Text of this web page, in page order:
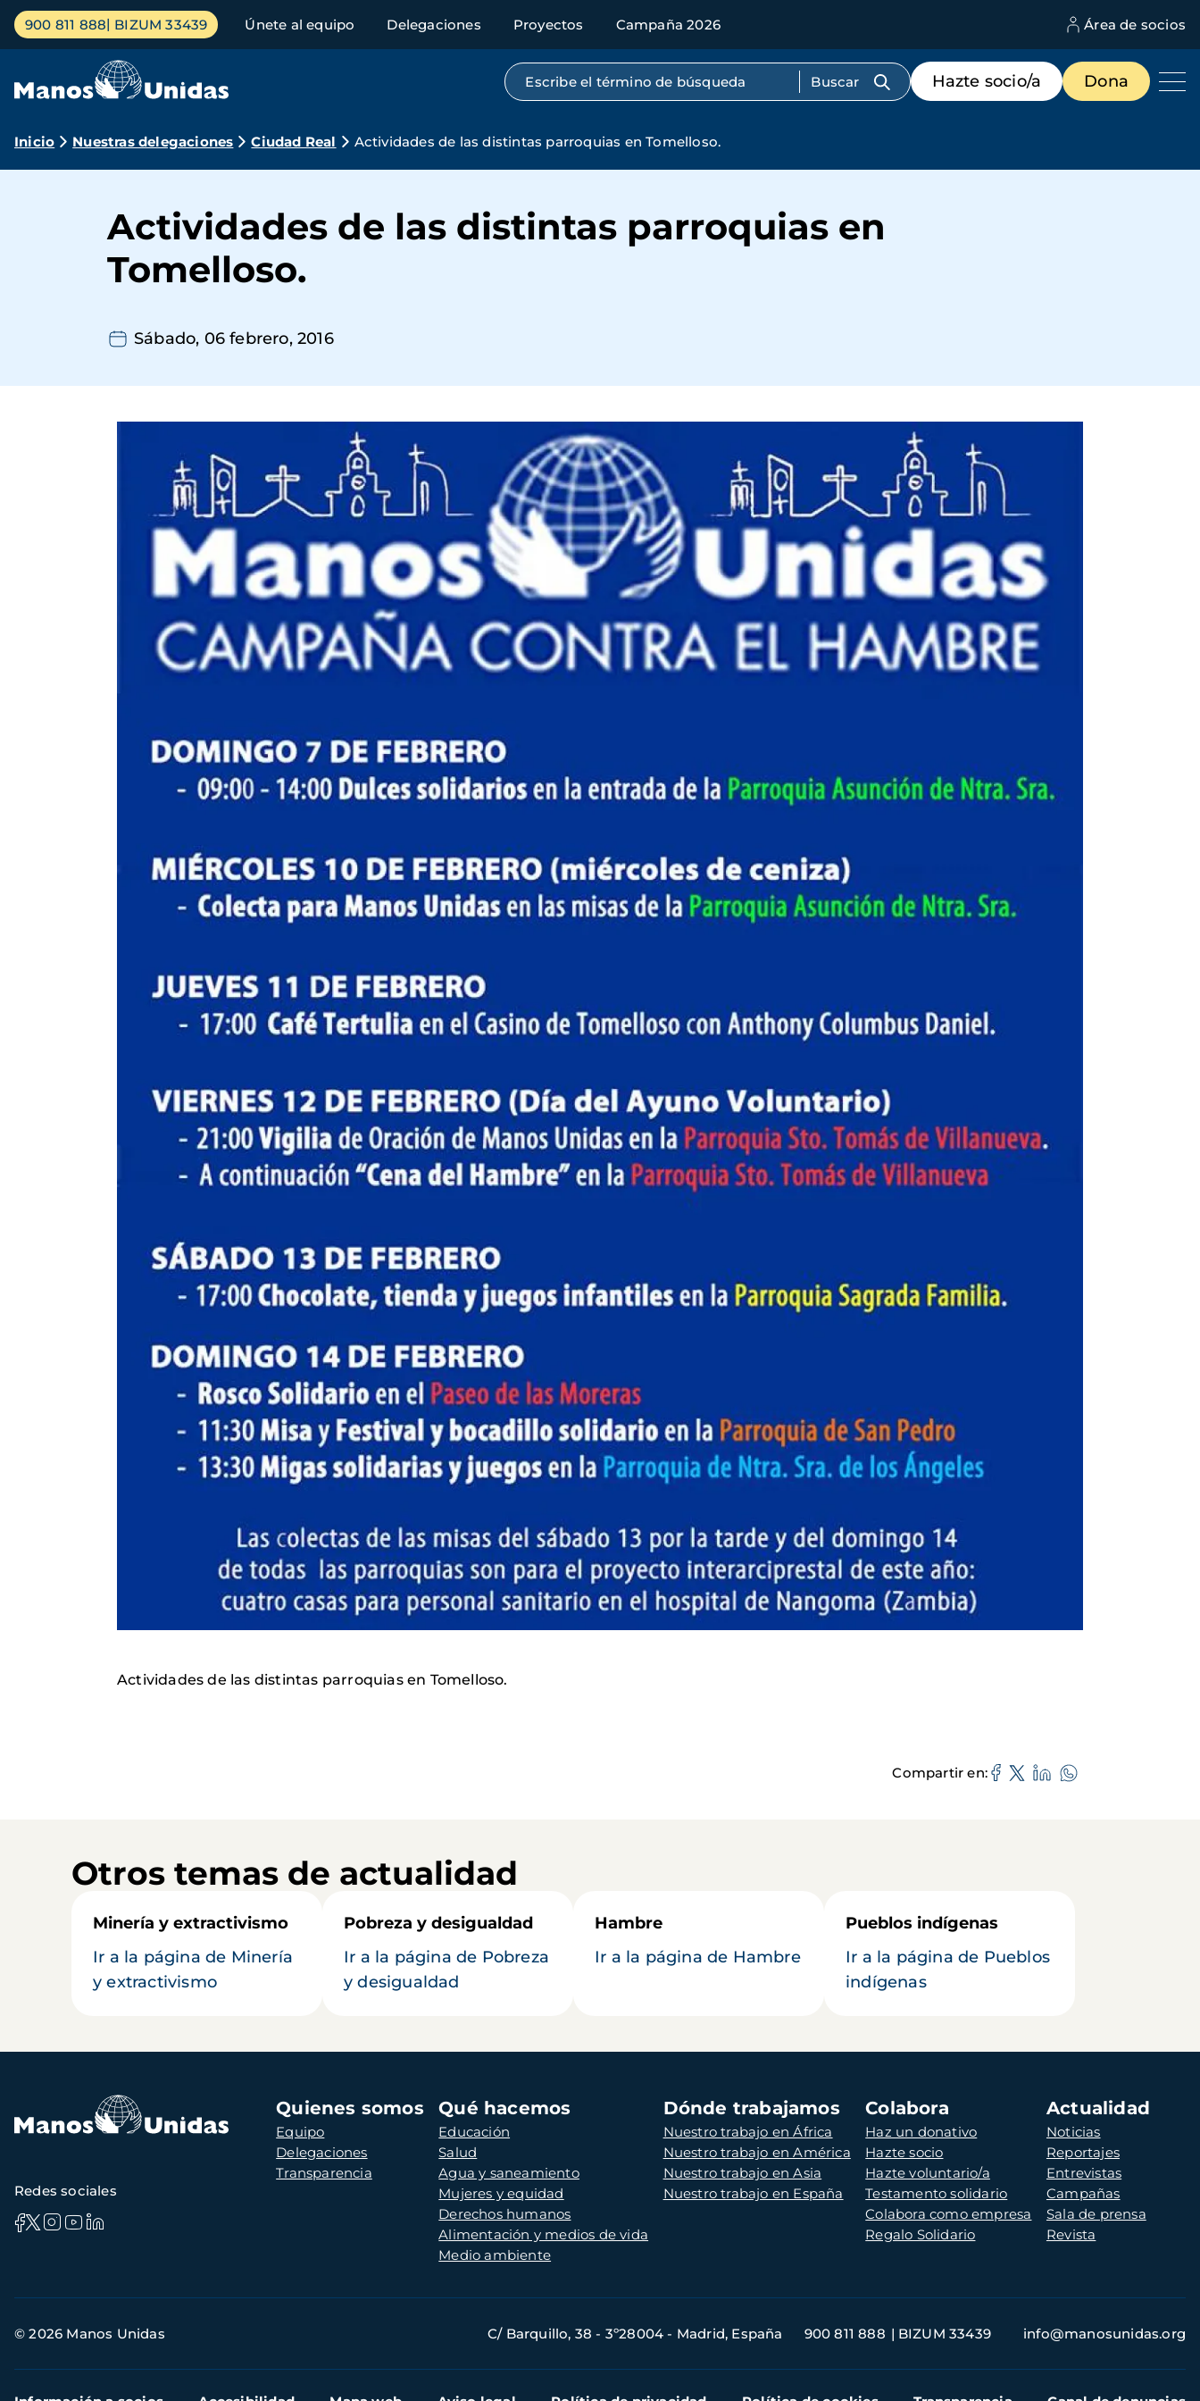
Pasar
contenido
Menú
principal
900 811 888 BIZUM 33439 Únete al equipo Delegaciones Proyectos Campaña 2026 Área de socios
Búsqueda por texto completo
Menú
de
destacados
Hazte socio/a Dona
Ruta
navegación
Inicio Nuestras delegaciones Ciudad Real Actividades de las distintas parroquias en Tomelloso.
Actividades de las distintas parroquias en
Tomelloso.
Sábado, 06 febrero, 2016
Actividades de las distintas parroquias en Tomelloso.
Compartir en
Otros temas de actualidad
Minería y extractivismo
Ir a la página de Minería
y extractivismo
Pobreza y desigualdad
Ir a la página de Pobreza
y desigualdad
Hambre
Ir a la página de Hambre
Pueblos indígenas
Ir a la página de Pueblos
indígenas
Navegación
principal
Quienes somos
Equipo
Delegaciones
Transparencia
Qué hacemos
Educación
Salud
Agua y saneamiento
Mujeres y equidad
Derechos humanos
Alimentación y medios de vida
Medio ambiente
Dónde trabajamos
Nuestro trabajo en África
Nuestro trabajo en América
Nuestro trabajo en Asia
Nuestro trabajo en España
Colabora
Haz un donativo
Hazte socio
Hazte voluntario/a
Testamento solidario
Colabora como empresa
Regalo Solidario
Actualidad
Noticias
Reportajes
Entrevistas
Campañas
Sala de prensa
Revista
Redes sociales
de
© 2026 Manos Unidas C/ Barquillo, 38 - 3º28004 - Madrid, España 900 811 888 BIZUM 33439 info@manosunidas.org